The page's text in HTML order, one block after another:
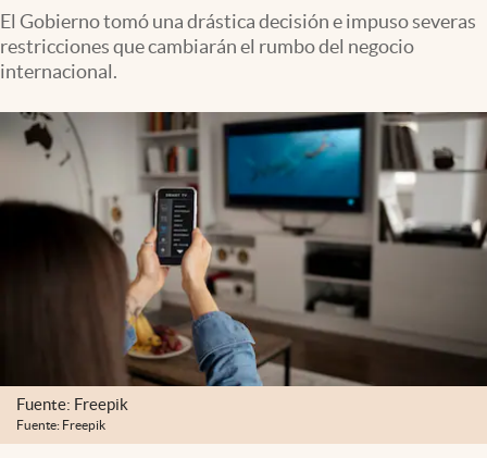
PC y mobile
Lifestyle
USA
El Gobierno tomó una drástica decisión e impuso severas
restricciones que cambiarán el rumbo del negocio
internacional.
Fuente: Freepik
Fuente: Freepik